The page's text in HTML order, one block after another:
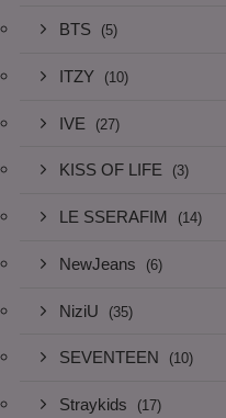
BTS (5)
ITZY (10)
IVE (27)
KISS OF LIFE (3)
LE SSERAFIM (14)
NewJeans (6)
NiziU (35)
SEVENTEEN (10)
Straykids (17)